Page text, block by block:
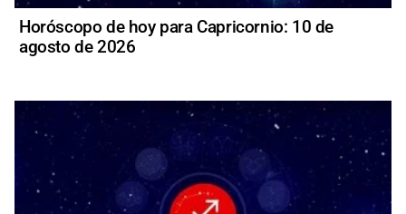
Horóscopo de hoy para Capricornio: 10 de
agosto de 2026